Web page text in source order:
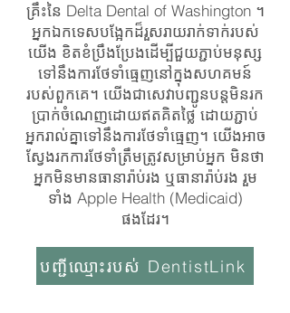
គ្រឹះនៃ Delta Dental of Washington ។
អ្នកឯកទេសបង្អែកដ៏រួសរាយរាក់ទាក់របស់
យើង ខិតខំប្រឹងប្រែងដើម្បីជួយភ្ជាប់មនុស្ស
ទៅនឹងការថែទាំធ្មេញនៅក្នុងសហគមន៍
របស់ពួកគេ។ យើង​ជា​សេវា​បញ្ជូន​បន្ត​មិន​រក​
ប្រាក់​ចំណេញ​ដោយ​ឥត​គិត​ថ្លៃ ដោយ​ភ្ជាប់​
អ្នក​រាល់​គ្នា​ទៅ​នឹង​ការ​ថែទាំ​ធ្មេញ។ យើងអាច
ស្វែងរកការថែទាំត្រឹមត្រូវសម្រាប់អ្នក មិនថា
អ្នកមិនមានធានារ៉ាប់រង ឬធានារ៉ាប់រង រួម
ទាំង Apple Health (Medicaid)
ផងដែរ។
បញ្ជីឈ្មោះរបស់ DentistLink